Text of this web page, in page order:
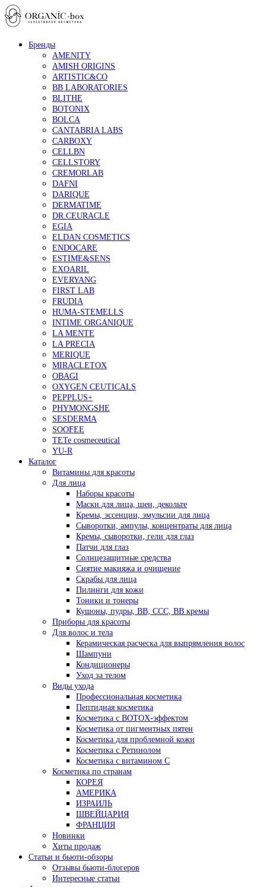
Бренды
AMENITY
AMISH ORIGINS
ARTISTIC&CO
BB LABORATORIES
BLITHE
BOTONIX
BOLCA
CANTABRIA LABS
CARBOXY
CELLBN
CELLSTORY
CREMORLAB
DAFNI
DARIQUE
DERMATIME
DR.CEURACLE
EGIA
ELDAN COSMETICS
ENDOCARE
ESTIME&SENS
EXOARIL
EVERYANG
FIRST LAB
FRUDIA
HUMA-STEMELLS
INTIME ORGANIQUE
LA MENTE
LA PRECIA
MERIQUE
MIRACLETOX
OBAGI
OXYGEN CEUTICALS
PEPPLUS+
PHYMONGSHE
SESDERMA
SOOFEE
TETe cosmeceutical
YU-R
Каталог
Витамины для красоты
Для лица
Наборы красоты
Маски для лица, шеи, декольте
Кремы, эссенции, эмульсии для лица
Сыворотки, ампулы, концентраты для лица
Кремы, сыворотки, гели для глаз
Патчи для глаз
Солнцезащитные средства
Снятие макияжа и очищение
Скрабы для лица
Пилинги для кожи
Тоники и тонеры
Кушоны, пудры, ВВ, ССС, ВВ кремы
Приборы для красоты
Для волос и тела
Керамическая расческа для выпрямления волос
Шампуни
Кондиционеры
Уход за телом
Виды ухода
Профессиональная косметика
Пептидная косметика
Косметика с BOTOX-эффектом
Косметика от пигментных пятен
Косметика для проблемной кожи
Косметика с Ретинолом
Косметика с витамином С
Косметика по странам
КОРЕЯ
АМЕРИКА
ИЗРАИЛЬ
ШВЕЙЦАРИЯ
ФРАНЦИЯ
Новинки
Хиты продаж
Статьи и бьюти-обзоры
Отзывы бьюти-блогеров
Интересные статьи